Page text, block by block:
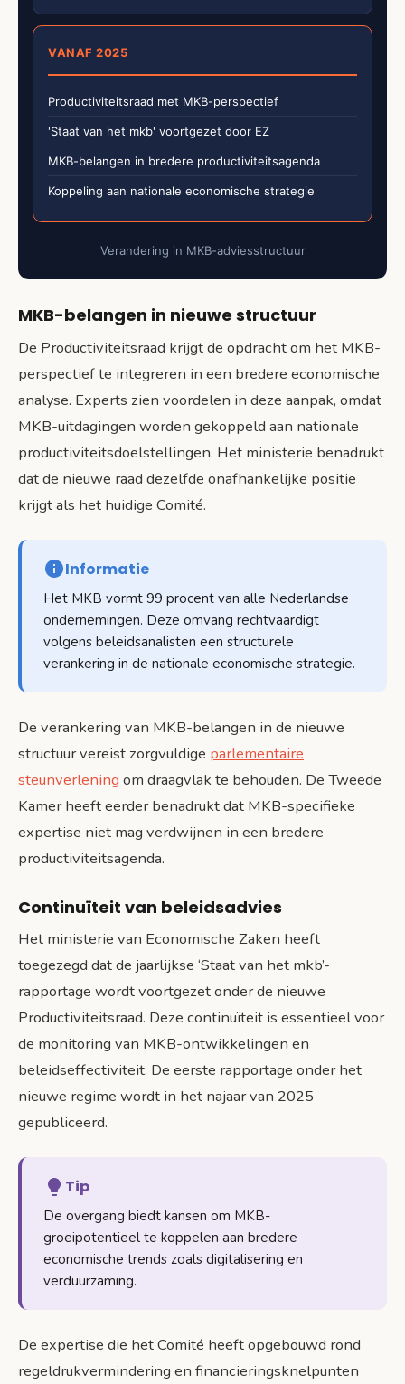
VANAF 2025
Productiviteitsraad met MKB-perspectief
'Staat van het mkb' voortgezet door EZ
MKB-belangen in bredere productiviteitsagenda
Koppeling aan nationale economische strategie
Verandering in MKB-adviesstructuur
MKB-belangen in nieuwe structuur
De Productiviteitsraad krijgt de opdracht om het MKB-
perspectief te integreren in een bredere economische
analyse. Experts zien voordelen in deze aanpak, omdat
MKB-uitdagingen worden gekoppeld aan nationale
productiviteitsdoelstellingen. Het ministerie benadrukt
dat de nieuwe raad dezelfde onafhankelijke positie
krijgt als het huidige Comité.
Informatie
Het MKB vormt 99 procent van alle Nederlandse
ondernemingen. Deze omvang rechtvaardigt
volgens beleidsanalisten een structurele
verankering in de nationale economische strategie.
De verankering van MKB-belangen in de nieuwe
structuur vereist zorgvuldige parlementaire
steunverlening om draagvlak te behouden. De Tweede
Kamer heeft eerder benadrukt dat MKB-specifieke
expertise niet mag verdwijnen in een bredere
productiviteitsagenda.
Continuïteit van beleidsadvies
Het ministerie van Economische Zaken heeft
toegezegd dat de jaarlijkse ‘Staat van het mkb’-
rapportage wordt voortgezet onder de nieuwe
Productiviteitsraad. Deze continuïteit is essentieel voor
de monitoring van MKB-ontwikkelingen en
beleidseffectiviteit. De eerste rapportage onder het
nieuwe regime wordt in het najaar van 2025
gepubliceerd.
Tip
De overgang biedt kansen om MKB-
groeipotentieel te koppelen aan bredere
economische trends zoals digitalisering en
verduurzaming.
De expertise die het Comité heeft opgebouwd rond
regeldrukvermindering en financieringsknelpunten